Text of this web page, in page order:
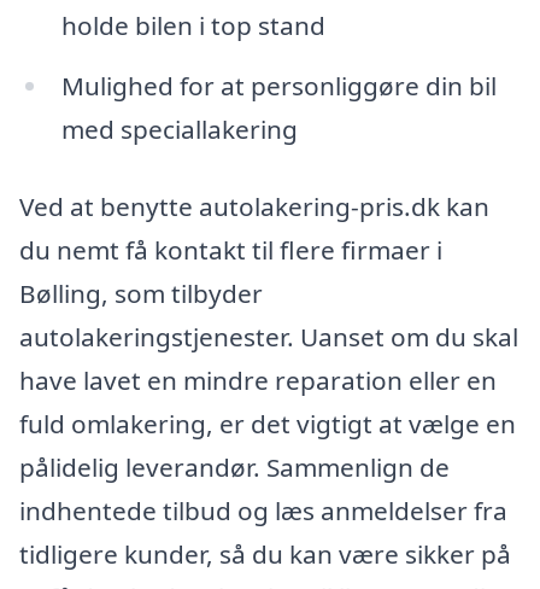
holde bilen i top stand
Mulighed for at personliggøre din bil
med speciallakering
Ved at benytte autolakering-pris.dk kan
du nemt få kontakt til flere firmaer i
Bølling, som tilbyder
autolakeringstjenester. Uanset om du skal
have lavet en mindre reparation eller en
fuld omlakering, er det vigtigt at vælge en
pålidelig leverandør. Sammenlign de
indhentede tilbud og læs anmeldelser fra
tidligere kunder, så du kan være sikker på